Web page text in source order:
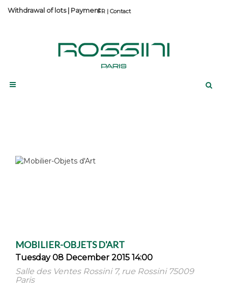
Contact
Withdrawal of lots| Payment
MOBILIER-OBJETS D'ART
Tuesday 08 December 2015 14:00
Salle des Ventes Rossini 7, rue Rossini 75009
Paris